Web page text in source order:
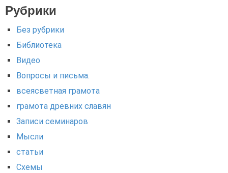
Рубрики
Без рубрики
Библиотека
Видео
Вопросы и письма.
всеясветная грамота
грамота древних славян
Записи семинаров
Мысли
статьи
Схемы